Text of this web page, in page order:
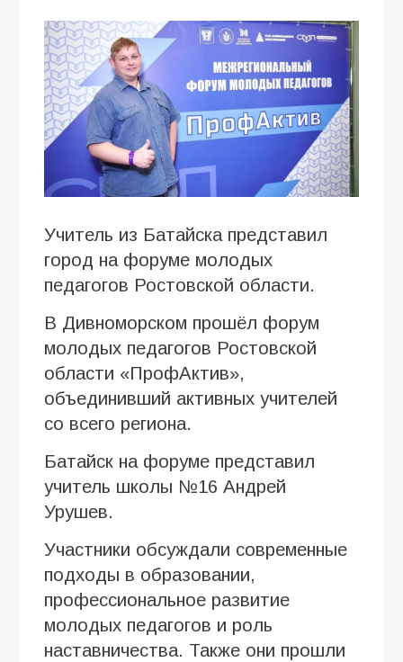
Учитель из Батайска представил
город на форуме молодых
педагогов Ростовской области.
В Дивноморском прошёл форум
молодых педагогов Ростовской
области «ПрофАктив»,
объединивший активных учителей
со всего региона.
Батайск на форуме представил
учитель школы №16 Андрей
Урушев.
Участники обсуждали современные
подходы в образовании,
профессиональное развитие
молодых педагогов и роль
наставничества. Также они прошли